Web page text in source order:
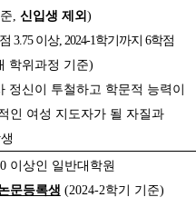
, 신입생 제외 )
3.75 이상, 2024-1학기까지 6학점
학위과정 기준)
정신이 투철하고 학문적 능력이
인 여성 지도자가 될 자질과
이상인 일반대학원
문등록생 (2024-2학기 기준)